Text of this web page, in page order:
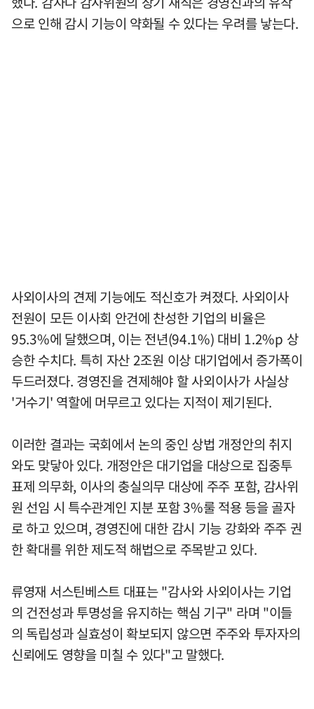
으로 인해 감시 기능이 약화될 수 있다는 우려를 낳는다.
사외이사의 견제 기능에도 적신호가 켜졌다. 사외이사
전원이 모든 이사회 안건에 찬성한 기업의 비율은
95.3%에 달했으며, 이는 전년(94.1%) 대비 1.2%p 상
승한 수치다. 특히 자산 2조원 이상 대기업에서 증가폭이
두드러졌다. 경영진을 견제해야 할 사외이사가 사실상
'거수기' 역할에 머무르고 있다는 지적이 제기된다.
이러한 결과는 국회에서 논의 중인 상법 개정안의 취지
와도 맞닿아 있다. 개정안은 대기업을 대상으로 집중투
표제 의무화, 이사의 충실의무 대상에 주주 포함, 감사위
원 선임 시 특수관계인 지분 포함 3%룰 적용 등을 골자
로 하고 있으며, 경영진에 대한 감시 기능 강화와 주주 권
한 확대를 위한 제도적 해법으로 주목받고 있다.
류영재 서스틴베스트 대표는 "감사와 사외이사는 기업
의 건전성과 투명성을 유지하는 핵심 기구" 라며 "이들
의 독립성과 실효성이 확보되지 않으면 주주와 투자자의
신뢰에도 영향을 미칠 수 있다"고 말했다.